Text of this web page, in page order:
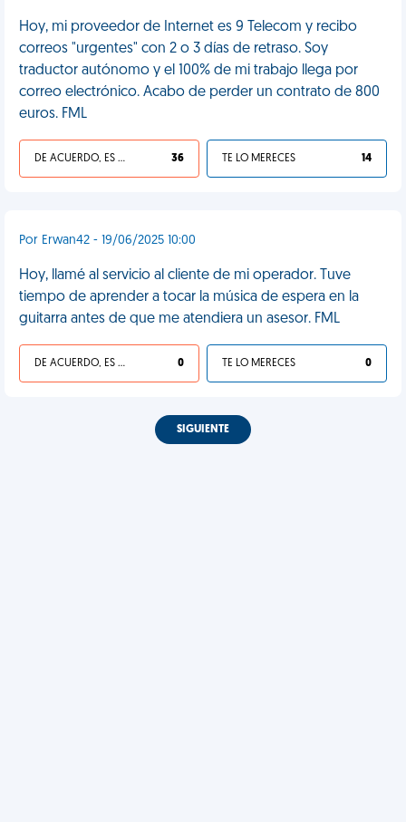
Hoy, mi proveedor de Internet es 9 Telecom y recibo
correos "urgentes" con 2 o 3 días de retraso. Soy
traductor autónomo y el 100% de mi trabajo llega por
correo electrónico. Acabo de perder un contrato de 800
euros. FML
DE ACUERDO, ES UNA VIDA HP 36 TE LO MERECES 14
Por Erwan42 - 19/06/2025 10:00
Hoy, llamé al servicio al cliente de mi operador. Tuve
tiempo de aprender a tocar la música de espera en la
guitarra antes de que me atendiera un asesor. FML
DE ACUERDO, ES UNA VIDA HP 0 TE LO MERECES 0
SIGUIENTE